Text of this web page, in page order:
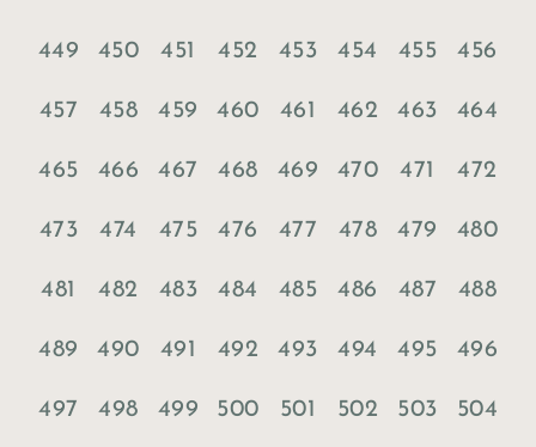
449 450 451 452 453 454 455 456
457 458 459 460 461 462 463 464
465 466 467 468 469 470 471 472
473 474 475 476 477 478 479 480
481 482 483 484 485 486 487 488
489 490 491 492 493 494 495 496
497 498 499 500 501 502 503 504